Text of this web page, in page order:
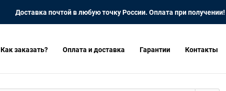
Доставка почтой в любую точку России. Оплата при получении!
Как заказать? Оплата и доставка Гарантии Контакты